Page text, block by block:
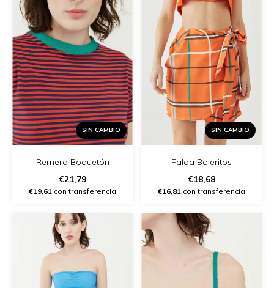
SIN CAMBIO
Remera Boquetón
€21,79
€19,61 con transferencia
SIN CAMBIO
Falda Boleritos
€18,68
€16,81 con transferencia